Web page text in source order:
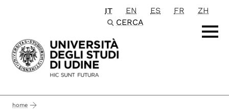
Passa al contenuto principale
IT EN ES FR
ZH
CERCA
home